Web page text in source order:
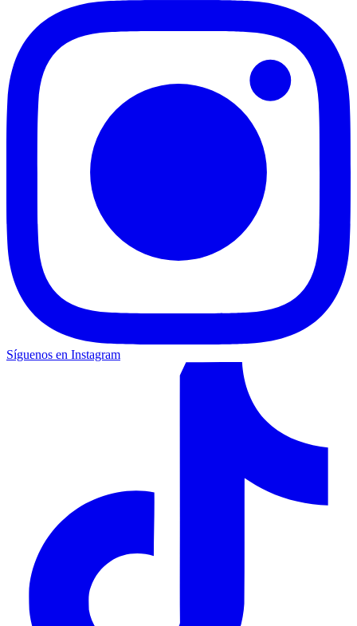
Síguenos en Instagram